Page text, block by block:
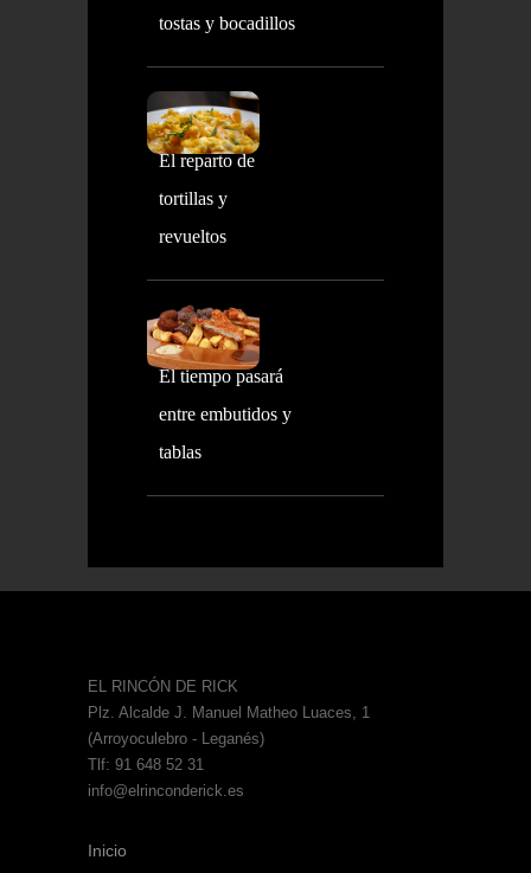
tostas y bocadillos
El reparto de
tortillas y
revueltos
El tiempo pasará
entre embutidos y
tablas
EL RINCÓN DE RICK
Plz. Alcalde J. Manuel Matheo Luaces, 1
(Arroyoculebro - Leganés)
Tlf: 91 648 52 31
info@elrinconderick.es
Inicio